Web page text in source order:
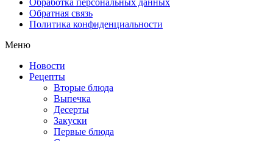
Обработка персональных данных
Обратная связь
Политика конфиденциальности
Меню
Новости
Рецепты
Вторые блюда
Выпечка
Десерты
Закуски
Первые блюда